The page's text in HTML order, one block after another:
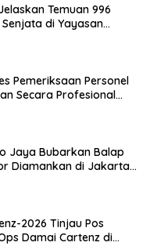
Temuan 996
di Yayasan
Pemeriksaan Personel
Secara Profesional
Jaya Bubarkan Balap
Diamankan di Jakarta
2026 Tinjau Pos
Damai Cartenz di